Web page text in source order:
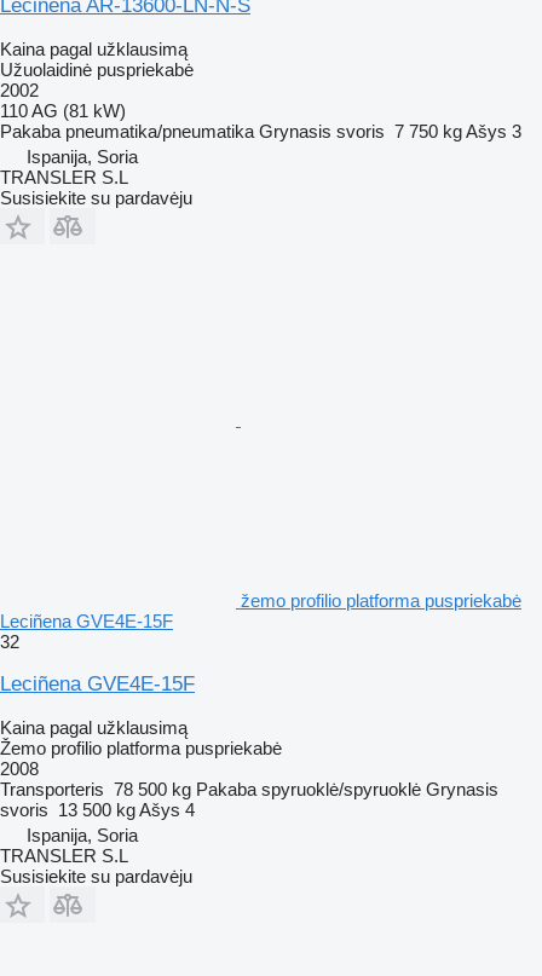
Leciñena AR-13600-LN-N-S
Kaina pagal užklausimą
Užuolaidinė puspriekabė
2002
110 AG (81 kW)
Pakaba pneumatika/pneumatika Grynasis svoris 7 750 kgAšys 3
Ispanija, Soria
TRANSLER S.L
Susisiekite su pardavėju
žemo profilio platforma puspriekabė
Leciñena GVE4E-15F
32
Leciñena GVE4E-15F
Kaina pagal užklausimą
Žemo profilio platforma puspriekabė
2008
Transporteris 78 500 kg Pakaba spyruoklė/spyruoklė Grynasis
svoris 13 500 kgAšys 4
Ispanija, Soria
TRANSLER S.L
Susisiekite su pardavėju